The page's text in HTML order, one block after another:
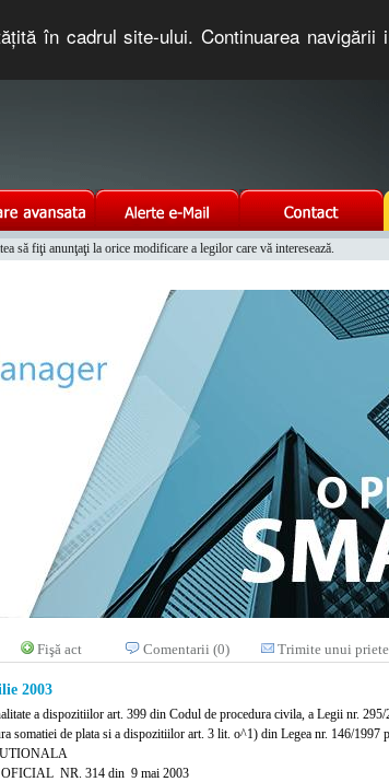
în cadrul site-ului. Continuarea navigării
Fişă act Comentarii (0) Trimite unui
2003
a dispozitiilor art. 399 din Codul de procedura civila, a Legii nr.
somatiei de plata si a dispozitiilor art. 3 lit. o^1) din Legea nr. 146/1997
NR. 314 din 9 mai 2003